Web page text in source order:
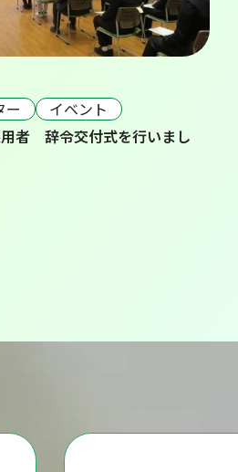
ー
イベント
者 辞令交付式を行いまし